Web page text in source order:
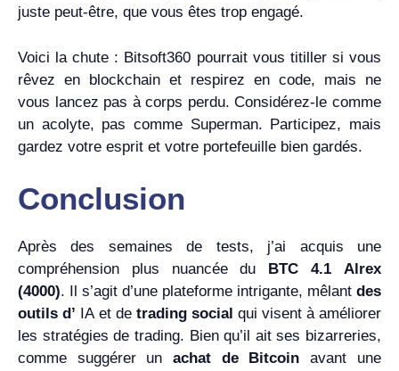
juste peut-être, que vous êtes trop engagé.
Voici la chute : Bitsoft360 pourrait vous titiller si vous
rêvez en blockchain et respirez en code, mais ne
vous lancez pas à corps perdu. Considérez-le comme
un acolyte, pas comme Superman. Participez, mais
gardez votre esprit et votre portefeuille bien gardés.
Conclusion
Après des semaines de tests, j’ai acquis une
compréhension plus nuancée du BTC 4.1 Alrex
(4000). Il s’agit d’une plateforme intrigante, mêlant des
outils d’ IA et de trading social qui visent à améliorer
les stratégies de trading. Bien qu’il ait ses bizarreries,
comme suggérer un achat de Bitcoin avant une